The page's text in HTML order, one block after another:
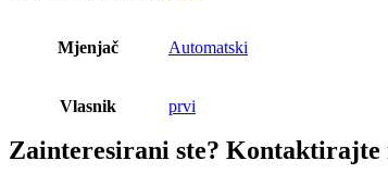
Mjenjač Automatski
Vlasnik prvi
Zainteresirani ste? Kontaktirajte